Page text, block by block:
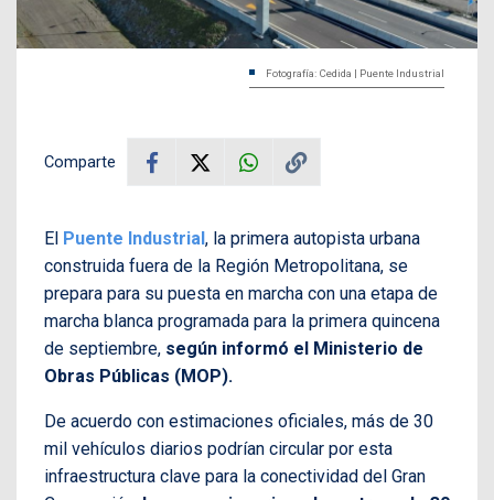
Fotografía: Cedida | Puente Industrial
Comparte
El Puente Industrial, la primera autopista urbana
construida fuera de la Región Metropolitana, se
prepara para su puesta en marcha con una etapa de
marcha blanca programada para la primera quincena
de septiembre, según informó el Ministerio de
Obras Públicas (MOP).
De acuerdo con estimaciones oficiales, más de 30
mil vehículos diarios podrían circular por esta
infraestructura clave para la conectividad del Gran